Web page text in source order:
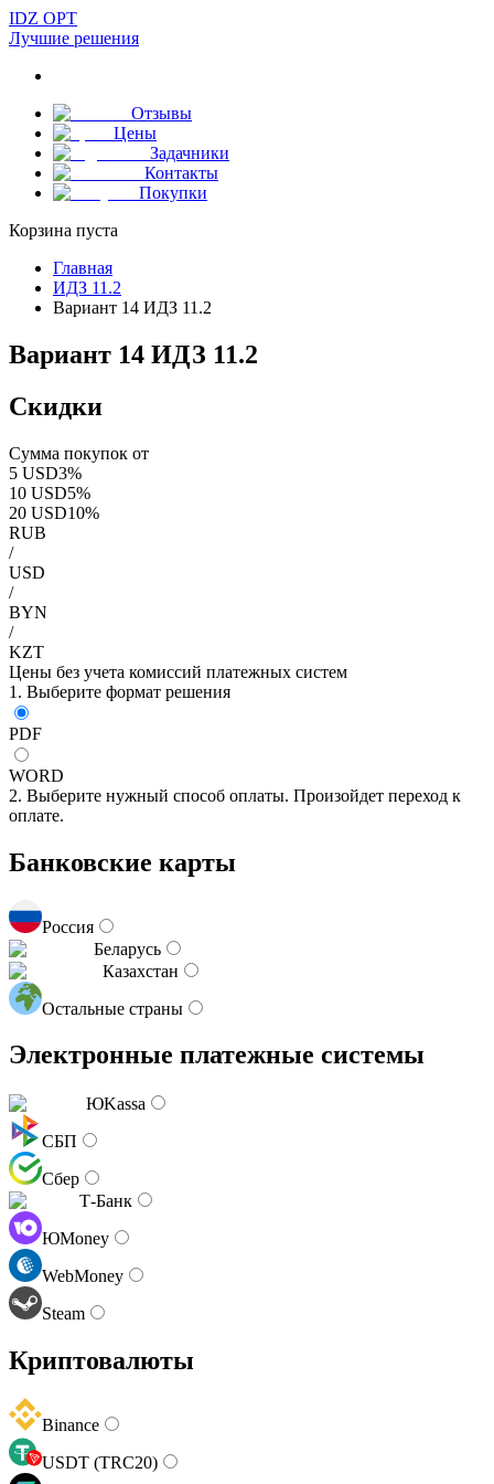
IDZ OPT
Лучшие решения
Отзывы
Цены
Задачники
Контакты
Покупки
Корзина пуста
Главная
ИДЗ 11.2
Вариант 14 ИДЗ 11.2
Вариант 14 ИДЗ 11.2
Скидки
Сумма покупок от
5 USD3%
10 USD5%
20 USD10%
RUB
/
USD
/
BYN
/
KZT
Цены без учета комиссий платежных систем
1. Выберите формат решения
PDF
WORD
2. Выберите нужный способ оплаты. Произойдет переход к
оплате.
Банковские карты
Россия
Беларусь
Казахстан
Остальные страны
Электронные платежные системы
ЮKassa
СБП
Сбер
Т-Банк
ЮMoney
WebMoney
Steam
Криптовалюты
Binance
USDT (TRC20)